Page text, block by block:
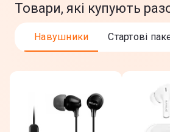
Товари, які купують
Навушники Стартові